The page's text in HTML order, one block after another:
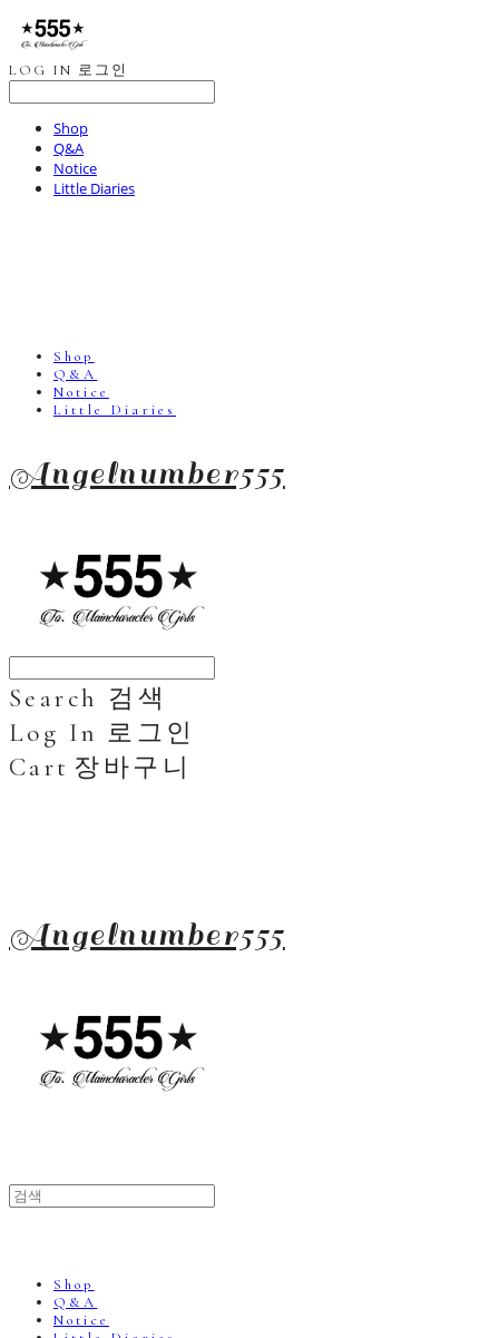
LOG IN 로그인
Shop
Q&A
Notice
Little Diaries
Shop
Q&A
Notice
Little Diaries
Angelnumber555
Search 검색
Log In 로그인
Cart 장바구니
Angelnumber555
Shop
Q&A
Notice